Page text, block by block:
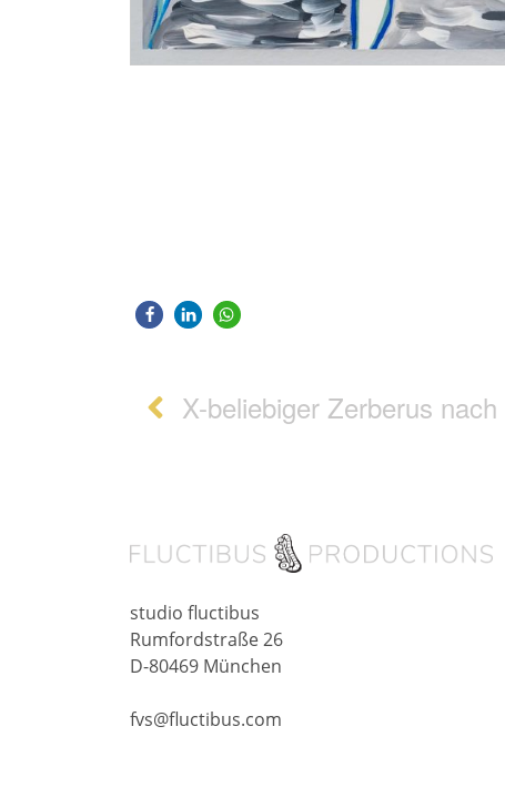
Post navigation
X-beliebiger Zerberus nach Feierabend auf dem Weg
studio fluctibus
Rumfordstraße 26
D-80469 München
fvs@fluctibus.com